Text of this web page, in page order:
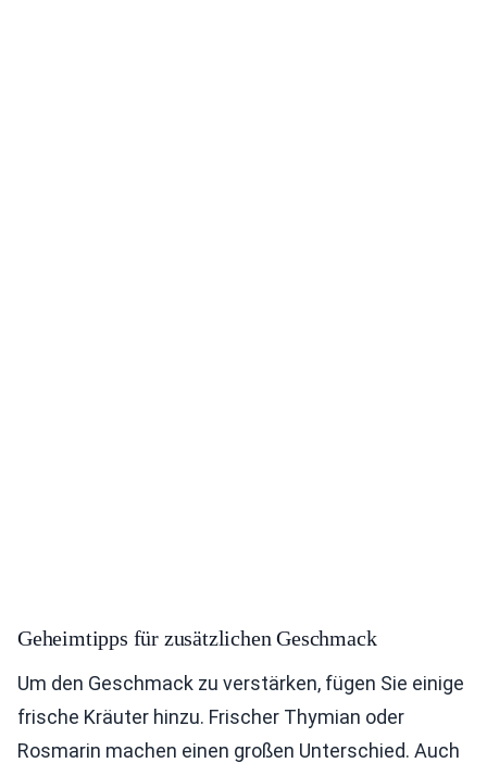
Geheimtipps für zusätzlichen Geschmack
Um den Geschmack zu verstärken, fügen Sie einige
frische Kräuter hinzu. Frischer Thymian oder
Rosmarin machen einen großen Unterschied. Auch